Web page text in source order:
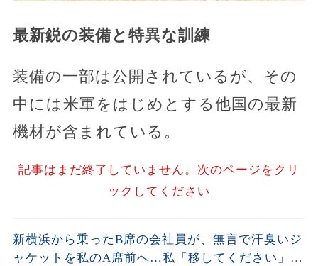
最新鋭の装備と特異な訓練
装備の一部は公開されているが、その
中には米軍をはじめとする他国の最新
機材が含まれている。
記事はまだ終了していません。次のページをクリ
ックしてください
新横浜から乗ったB席の会社員が、無言で汗臭いジ
ャケットを私のA席前へ…私「移してください」男